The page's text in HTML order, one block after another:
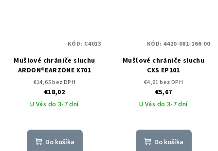
Mušlové chrániče sluchu
ARDON®EARZONE X701
€14,65 bez DPH
€18,02
U Vás do 3-7 dní
Do košíka
KÓD: C4013
Mušľové chrániče sluchu
CXS EP101
€4,61 bez DPH
€5,67
U Vás do 3-7 dní
Do košíka
KÓD: 4420-081-166-00